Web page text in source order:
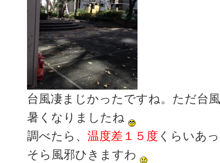
台風凄まじかったですね。ただ台
暑くなりましたね
調べたら、 温度差１５度 くらいあ
そら風邪ひきますわ